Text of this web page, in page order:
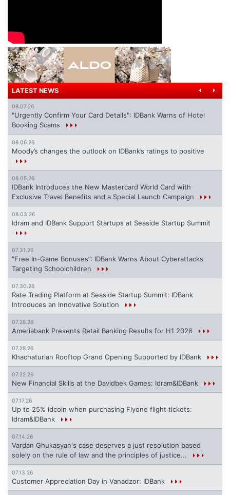
LATEST NEWS
08.07.26
"Urgently Confirm Your Card Details": IDBank Warns of Hotel
Booking Scams
08.06.26
Moody’s changes the outlook on IDBank’s ratings to positive
08.05.26
IDBank Introduces the New Mastercard World Card with
Exclusive Travel Benefits and a Special Launch Campaign
08.03.26
Idram and IDBank Support Startups at Seaside Startup Summit
07.31.26
“Free In-Game Bonuses”: IDBank Warns About Cyberattacks
Targeting Schoolchildren
07.30.26
Rate.Trading Platform at Seaside Startup Summit: IDBank
Introduces an Innovative Solution
07.28.26
Ameriabank Presents Retail Banking Results for H1 2026
07.28.26
Khachaturian Rooftop Grand Opening Supported by IDBank
07.22.26
New Financial Skills at the Davidbek Games: Idram&IDBank
07.17.26
Up to 25% idcoin when purchasing Flyone flight tickets:
Idram&IDBank
07.14.26
Vardan Ghukasyan's case deserves a just resolution based
solely on the rule of law and the principles of justice...
07.13.26
Customer Appreciation Day in Vanadzor: IDBank